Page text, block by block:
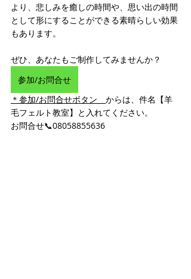
より、悲しみを癒しの時間や、思い出の時間
として形にすることができる素晴らしい効果
もあります。
ぜひ、あなたもご制作してみませんか？
参加/お問合せ
＊参加/お問合せボタン からは、件名【羊
毛フェルト教室】と入れてください。
お問合せ📞08058855636